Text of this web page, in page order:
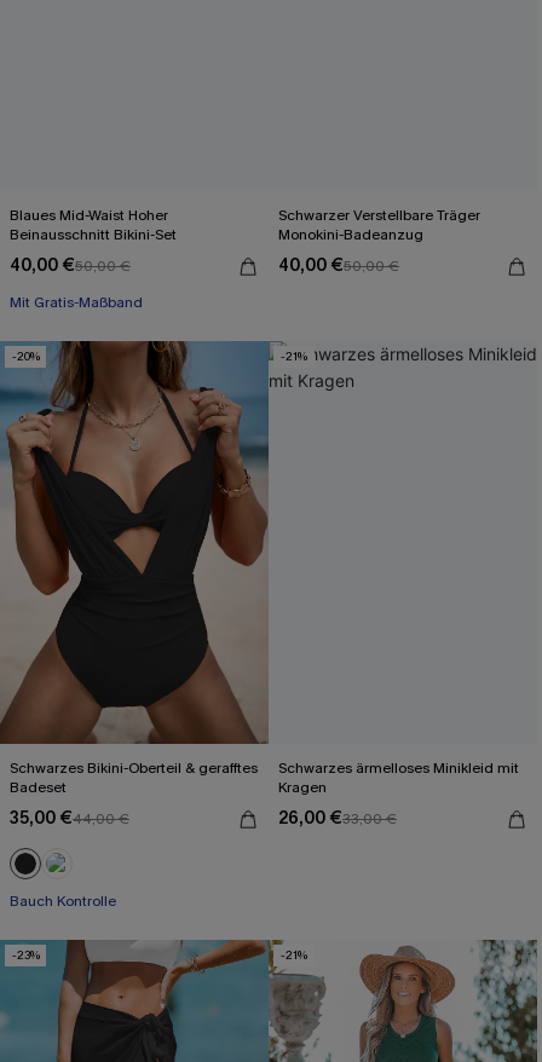
Blaues Mid-Waist Hoher
Beinausschnitt Bikini-Set
40,00 €50,00 €
Mit Gratis-Maßband
Schwarzer Verstellbare Träger
Monokini-Badeanzug
40,00 €50,00 €
-20%
Schwarzes Bikini-Oberteil & gerafftes
Badeset
35,00 €44,00 €
Bauch Kontrolle
-21%
Schwarzes ärmelloses Minikleid mit
Kragen
26,00 €33,00 €
-23% -21%